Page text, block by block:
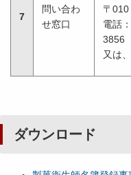
7
問い合わ
せ窓口
〒010
電話
3856
又は
ダウンロード